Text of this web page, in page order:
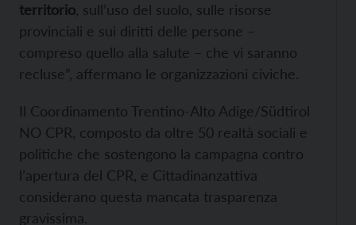
territorio , sull’uso del suolo, sulle risorse
provinciali e sui diritti delle persone –
compreso quello alla salute – che vi saranno
recluse”, affermano le organizzazioni civiche.
Il Coordinamento Trentino-Alto Adige/Südtirol
NO CPR, composto da oltre 50 realtà sociali e
politiche che sostengono la campagna contro
l’apertura del CPR, e Cittadinanzattiva
considerano questa mancata trasparenza
gravissima.